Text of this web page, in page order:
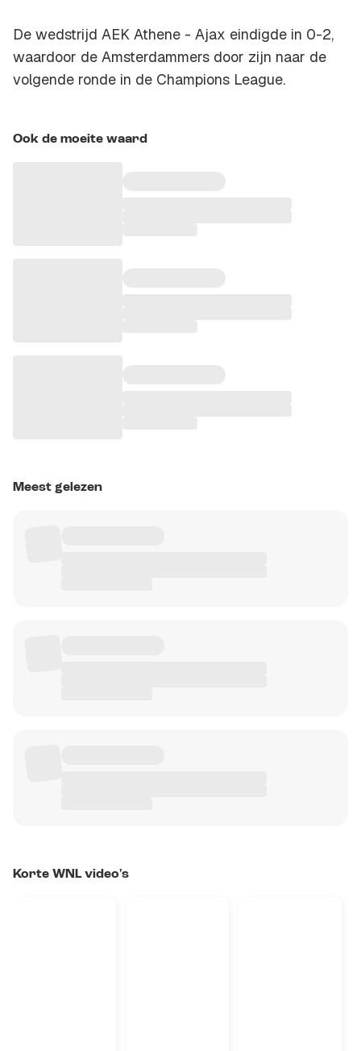
De wedstrijd AEK Athene - Ajax eindigde in 0-2,
waardoor de Amsterdammers door zijn naar de
volgende ronde in de Champions League.
Ook de moeite waard
Meest gelezen
Korte WNL video's